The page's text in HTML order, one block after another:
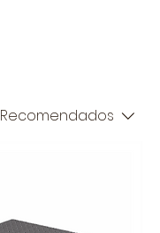
Recomendados